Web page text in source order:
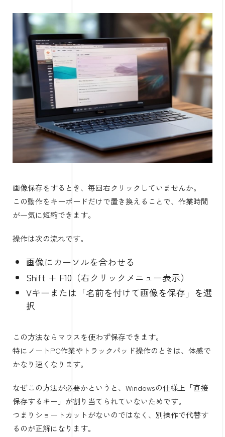
画像保存をするとき、毎回右クリックしていませんか。
この動作をキーボードだけで置き換えることで、作業時間
が一気に短縮できます。
操作は次の流れです。
画像にカーソルを合わせる
Shift + F10（右クリックメニュー表示）
Vキーまたは「名前を付けて画像を保存」を選
択
この方法ならマウスを使わず保存できます。
特にノートPC作業やトラックパッド操作のときは、体感で
かなり速くなります。
なぜこの方法が必要かというと、Windowsの仕様上「直接
保存するキー」が割り当てられていないためです。
つまりショートカットがないのではなく、別操作で代替す
るのが正解になります。